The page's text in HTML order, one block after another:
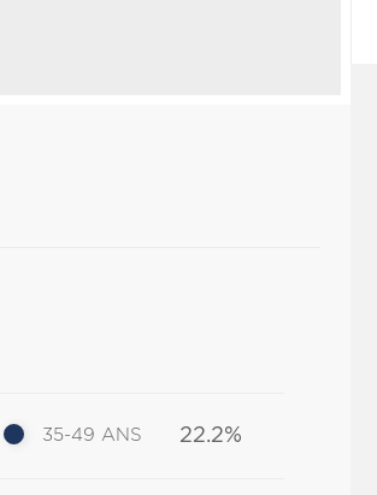
35-49 ANS 22.2%